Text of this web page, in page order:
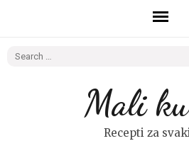
Mali
Recepti za